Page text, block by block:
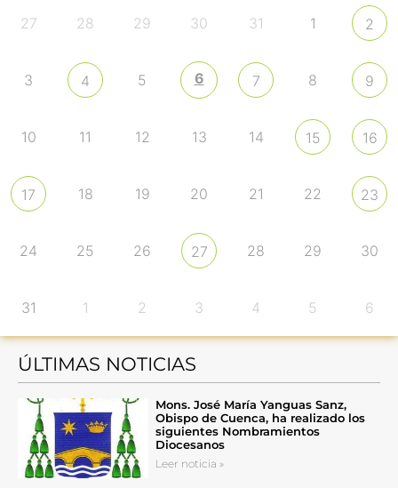
27 28 29 30 31 1 2
3 4 5 6 7 8 9
10 11 12 13 14 15 16
17 18 19 20 21 22 23
24 25 26 27 28 29 30
31 1 2 3 4 5 6
ÚLTIMAS NOTICIAS
Mons. José María Yanguas Sanz,
Obispo de Cuenca, ha realizado los
siguientes Nombramientos
Diocesanos
Leer noticia »